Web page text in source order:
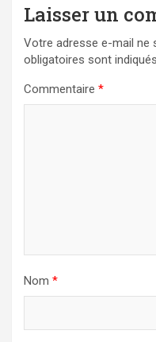
Laisser un
Votre adresse e-mail ne
obligatoires sont
Commentaire *
Nom *